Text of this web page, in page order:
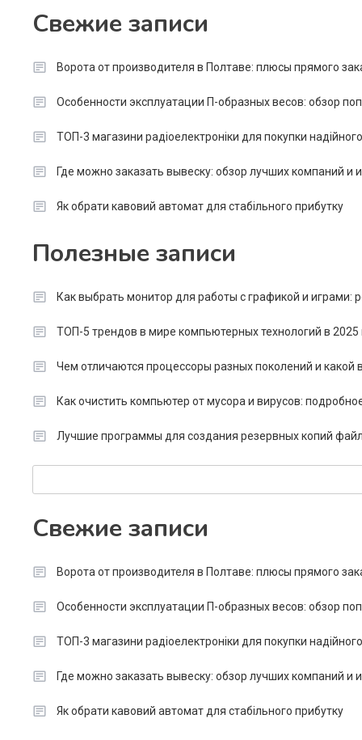
Свежие записи
Ворота от производителя в Полтаве: плюсы прямого
Особенности эксплуатации П-образных весов: обзор
ТОП-3 магазини радіоелектроніки для покупки
Где можно заказать вывеску: обзор лучших компаний и
Як обрати кавовий автомат для стабільного прибутку
Полезные записи
Как выбрать монитор для работы с графикой и играми:
ТОП-5 трендов в мире компьютерных технологий в 2025
Чем отличаются процессоры разных поколений и какой
Как очистить компьютер от мусора и вирусов:
Лучшие программы для создания резервных копий
Свежие записи
Ворота от производителя в Полтаве: плюсы прямого
Особенности эксплуатации П-образных весов: обзор
ТОП-3 магазини радіоелектроніки для покупки
Где можно заказать вывеску: обзор лучших компаний и
Як обрати кавовий автомат для стабільного прибутку